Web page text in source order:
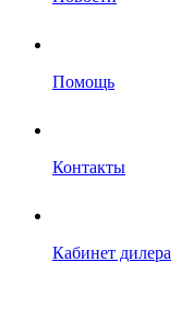
Помощь
Контакты
Кабинет дилера